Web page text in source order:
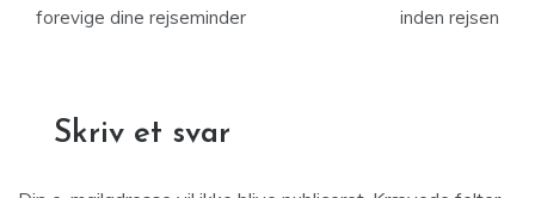
forevige dine rejseminder
inden rejsen
Skriv et svar